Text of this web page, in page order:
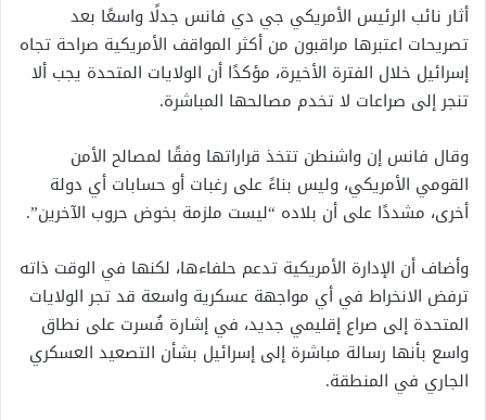
أثار نائب الرئيس الأمريكي جي دي فانس جدلًا واسعًا بعد
تصريحات اعتبرها مراقبون من أكثر المواقف الأمريكية صراحة تجاه
إسرائيل خلال الفترة الأخيرة، مؤكدًا أن الولايات المتحدة يجب ألا
تنجر إلى صراعات لا تخدم مصالحها المباشرة.
وقال فانس إن واشنطن تتخذ قراراتها وفقًا لمصالح الأمن
القومي الأمريكي، وليس بناءً على رغبات أو حسابات أي دولة
أخرى، مشددًا على أن بلاده “ليست ملزمة بخوض حروب الآخرين”.
وأضاف أن الإدارة الأمريكية تدعم حلفاءها، لكنها في الوقت ذاته
ترفض الانخراط في أي مواجهة عسكرية واسعة قد تجر الولايات
المتحدة إلى صراع إقليمي جديد، في إشارة فُسرت على نطاق
واسع بأنها رسالة مباشرة إلى إسرائيل بشأن التصعيد العسكري
الجاري في المنطقة.